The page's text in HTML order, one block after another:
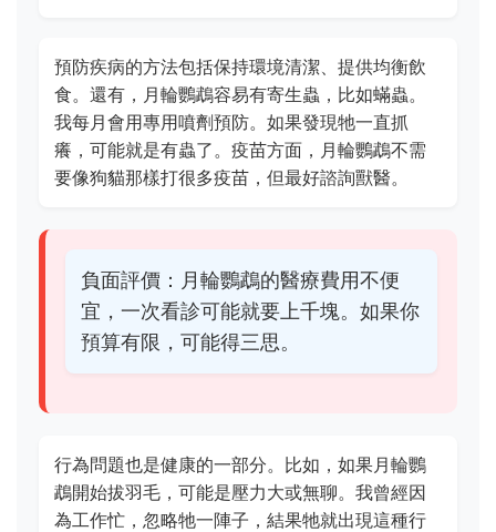
預防疾病的方法包括保持環境清潔、提供均衡飲
食。還有，月輪鸚鵡容易有寄生蟲，比如蟎蟲。
我每月會用專用噴劑預防。如果發現牠一直抓
癢，可能就是有蟲了。疫苗方面，月輪鸚鵡不需
要像狗貓那樣打很多疫苗，但最好諮詢獸醫。
負面評價：月輪鸚鵡的醫療費用不便
宜，一次看診可能就要上千塊。如果你
預算有限，可能得三思。
行為問題也是健康的一部分。比如，如果月輪鸚
鵡開始拔羽毛，可能是壓力大或無聊。我曾經因
為工作忙，忽略牠一陣子，結果牠就出現這種行